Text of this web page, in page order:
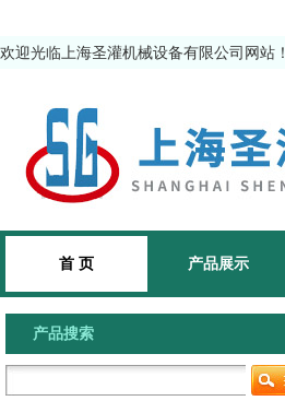
欢迎光临上海圣灌机械设备有限公司网站！
首 页 产品展示
产品搜索